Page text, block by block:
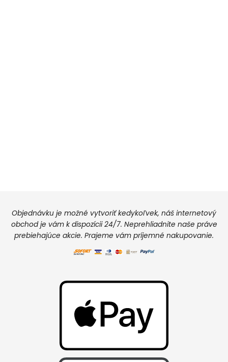
Objednávku je možné vytvoriť kedykoľvek, náš internetový
obchod je vám k dispozícii 24/7. Neprehliadnite naše práve
prebiehajúce akcie. Prajeme vám príjemné nakupovanie.